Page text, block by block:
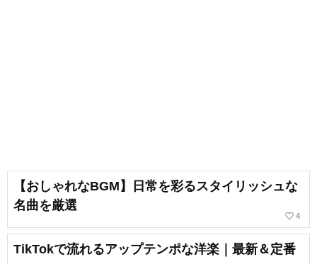
【おしゃれなBGM】日常を彩るスタイリッシュな
名曲を厳選
favorite_border 4
TikTokで流れるアップテンポな洋楽｜最新＆定番